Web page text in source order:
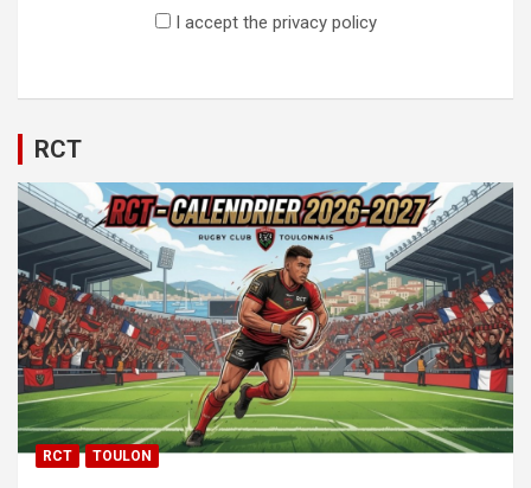
I accept the privacy policy
RCT
RCT TOULON